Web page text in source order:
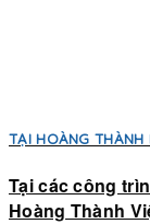
TẠI HOÀNG THÀNH
Tại các công
Hoàng Thành